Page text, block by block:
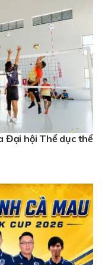
Đại hội Thể dục thể